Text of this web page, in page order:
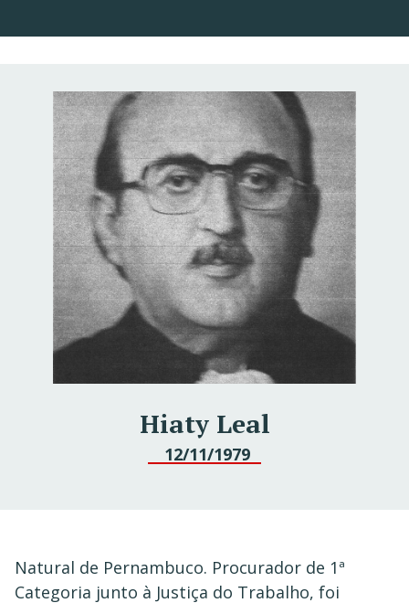
Hiaty Leal
12/11/1979
Natural de Pernambuco. Procurador de 1ª
Categoria junto à Justiça do Trabalho, foi